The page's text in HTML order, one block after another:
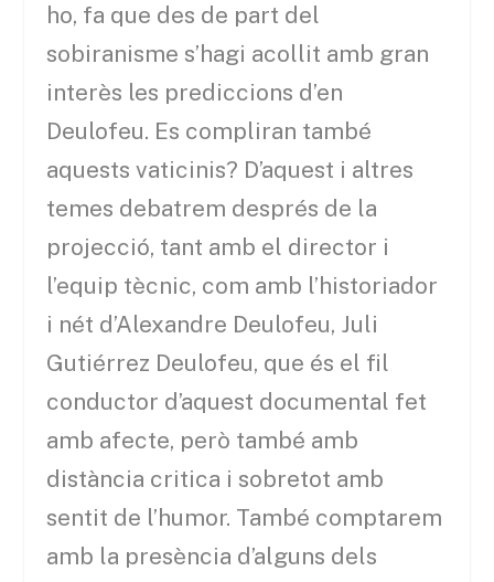
ho, fa que des de part del
sobiranisme s’hagi acollit amb gran
interès les prediccions d’en
Deulofeu. Es compliran també
aquests vaticinis? D’aquest i altres
temes debatrem després de la
projecció, tant amb el director i
l’equip tècnic, com amb l’historiador
i nét d’Alexandre Deulofeu, Juli
Gutiérrez Deulofeu, que és el fil
conductor d’aquest documental fet
amb afecte, però també amb
distància critica i sobretot amb
sentit de l’humor. També comptarem
amb la presència d’alguns dels